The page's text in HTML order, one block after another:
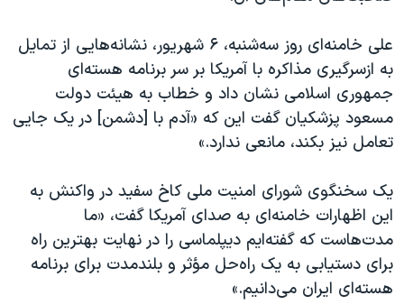
نرگس محمدی برنده جایزه نوبل صلح
همایش محافظه‌کاران آمریکا «سی‌پک»
صفحه‌های ویژه
سفر پرزیدنت ترامپ به چین
علی خامنه‌ای روز سه‌شنبه، ۶ شهریور، نشانه‌هایی از تمایل
به ازسرگیری مذاکره با آمریکا بر سر برنامه هسته‌ای
جمهوری اسلامی نشان داد و خطاب به هیئت دولت
مسعود پزشکیان گفت این که «آدم با [دشمن] در یک جایی
تعامل نیز بکند، مانعی ندارد.»
یک سخنگوی شورای امنیت ملی کاخ سفید در واکنش به
این اظهارات خامنه‌ای به صدای آمریکا گفت، «ما
مدت‌هاست که گفته‌ایم دیپلماسی را در نهایت بهترین راه
برای دستیابی به یک راه‌‌حل مؤثر و بلندمدت برای برنامه
هسته‌ای ایران می‌دانیم.»